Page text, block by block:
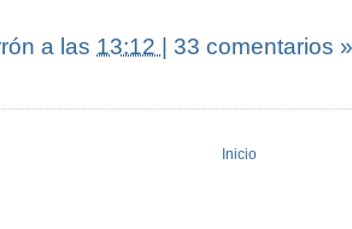
a las 13:12 | 33 comentarios »
Inicio